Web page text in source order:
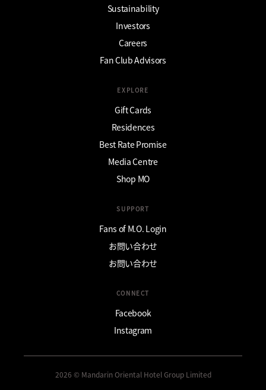
Sustainability
Investors
Careers
Fan Club Advisors
EXPLORE
Gift Cards
Residences
Best Rate Promise
Media Centre
Shop MO
SUPPORT
Fans of M.O. Login
お問い合わせ
お問い合わせ
CONNECT
Facebook
Instagram
2026 © Mandarin Oriental Hotel Group Limited